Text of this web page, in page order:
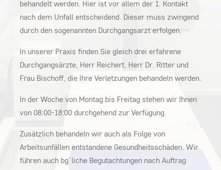
behandelt werden. Hier ist vor allem der 1. Kontakt
nach dem Unfall entscheidend. Dieser muss zwingend
durch den sogenannten Durchgangsarzt erfolgen.
In unserer Praxis finden Sie gleich drei erfahrene
Durchgangsärzte, Herr Reichert, Herr Dr. Ritter und
Frau Bischoff, die Ihre Verletzungen behandeln werden.
In der Woche von Montag bis Freitag stehen wir Ihnen
von 08:00-18:00 durchgehend zur Verfügung.
Zusätzlich behandeln wir auch als Folge von
Arbeitsunfällen entstandene Gesundheitsschäden. Wir
führen auch bg´liche Begutachtungen nach Auftrag